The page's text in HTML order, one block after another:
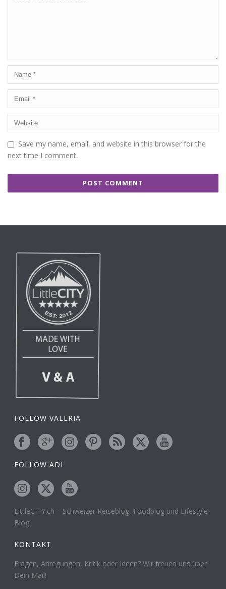
Save my name, email, and website in this browser for the
next time I comment.
FOLLOW VALERIA
FOLLOW ADI
LittleCITY.ch – Schweizer Reiseblog, Foodblog und Lifestyle-
Blog
KONTAKT
Fragen, Anregungen, Kritik oder Ideen? Wir freuen uns über
Dein Mail!